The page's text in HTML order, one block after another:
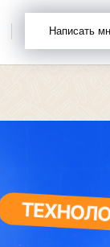
Написать